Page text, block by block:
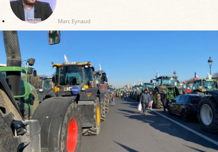
Marc Eynaud